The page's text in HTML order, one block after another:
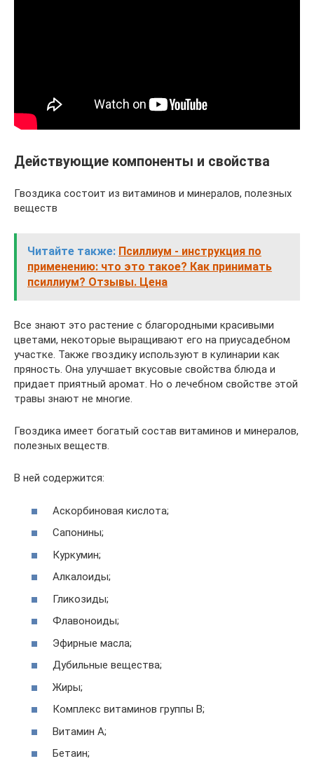
Действующие компоненты и свойства
Гвоздика состоит из витаминов и минералов, полезных
веществ
Читайте также: Псиллиум - инструкция по
применению: что это такое? Как принимать
псиллиум? Отзывы. Цена
Все знают это растение с благородными красивыми
цветами, некоторые выращивают его на приусадебном
участке. Также гвоздику используют в кулинарии как
пряность. Она улучшает вкусовые свойства блюда и
придает приятный аромат. Но о лечебном свойстве этой
травы знают не многие.
Гвоздика имеет богатый состав витаминов и минералов,
полезных веществ.
В ней содержится:
Аскорбиновая кислота;
Сапонины;
Куркумин;
Алкалоиды;
Гликозиды;
Флавоноиды;
Эфирные масла;
Дубильные вещества;
Жиры;
Комплекс витаминов группы В;
Витамин А;
Бетаин;